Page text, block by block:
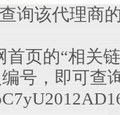
询该代理商
首页的“相关
号 ，即可查